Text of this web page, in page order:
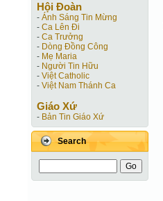
Hội Ðoàn
- Ánh Sáng Tin Mừng
- Ca Lên Đi
- Ca Trưởng
- Dòng Đồng Công
- Mẹ Maria
- Người Tin Hữu
- Việt Catholic
- Việt Nam Thánh Ca
Giáo Xứ
- Bản Tin Giáo Xứ
Search